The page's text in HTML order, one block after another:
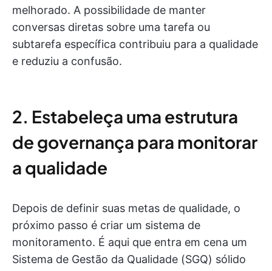
melhorado. A possibilidade de manter
conversas diretas sobre uma tarefa ou
subtarefa específica contribuiu para a qualidade
e reduziu a confusão.
2. Estabeleça uma estrutura
de governança para monitorar
a qualidade
Depois de definir suas metas de qualidade, o
próximo passo é criar um sistema de
monitoramento. É aqui que entra em cena um
Sistema de Gestão da Qualidade (SGQ) sólido